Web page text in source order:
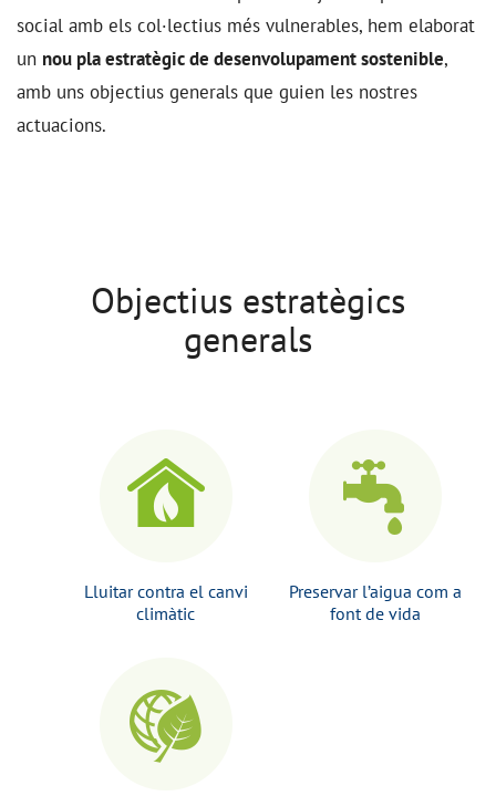
social amb els col·lectius més vulnerables, hem elaborat
un nou pla estratègic de desenvolupament sostenible,
amb uns objectius generals que guien les nostres
actuacions.
Objectius estratègics
generals
Lluitar contra el canvi
climàtic
Preservar l’aigua com a
font de vida